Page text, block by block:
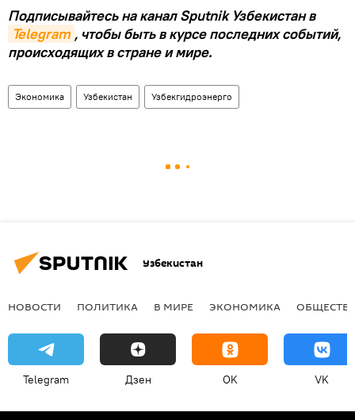
Подписывайтесь на канал Sputnik Узбекистан в
Telegram , чтобы быть в курсе последних событий,
происходящих в стране и мире.
Экономика Узбекистан Узбекгидроэнерго
Узбекистан
НОВОСТИ ПОЛИТИКА В МИРЕ ЭКОНОМИКА
Telegram Дзен OK VK